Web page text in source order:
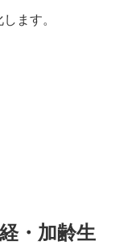
ます。
・加齢生